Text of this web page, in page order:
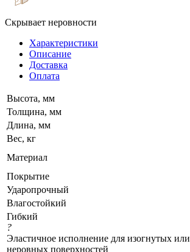
Скрывает неровности
Характеристики
Описание
Доставка
Оплата
Высота, мм
Толщина, мм
Длина, мм
Вес, кг
Материал
Покрытие
Ударопрочный
Влагостойкий
Гибкий
?
Эластичное исполнение для изогнутых или
неровных поверхностей